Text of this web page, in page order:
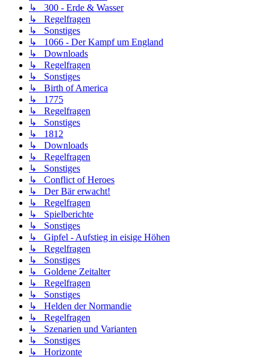
↳ 300 - Erde & Wasser
↳ Regelfragen
↳ Sonstiges
↳ 1066 - Der Kampf um England
↳ Downloads
↳ Regelfragen
↳ Sonstiges
↳ Birth of America
↳ 1775
↳ Regelfragen
↳ Sonstiges
↳ 1812
↳ Downloads
↳ Regelfragen
↳ Sonstiges
↳ Conflict of Heroes
↳ Der Bär erwacht!
↳ Regelfragen
↳ Spielberichte
↳ Sonstiges
↳ Gipfel - Aufstieg in eisige Höhen
↳ Regelfragen
↳ Sonstiges
↳ Goldene Zeitalter
↳ Regelfragen
↳ Sonstiges
↳ Helden der Normandie
↳ Regelfragen
↳ Szenarien und Varianten
↳ Sonstiges
↳ Horizonte